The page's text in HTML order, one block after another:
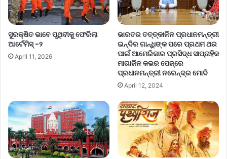
ସୁରକ୍ଷିତ ଭାବେ ପୃଥିବୀକୁ ଫେରିଲା
ଆର୍ଟେମିସ୍ -୨
April 11, 2026
ଭାରତର ତତ୍‌ତ୍କାଳିନ ପ୍ରଧାନମନ୍ତ୍ରୀ
ଇନ୍ଦିର ଗାନ୍ଧିଙ୍କ ପରେ ପ୍ରଥମ ଥର
ପାଇଁ ଆମେରିକାର ପ୍ରସିଦ୍ଧ ସାପ୍ତାହିକ
ମାଗାଜିନ କଭର ପେଜ୍‌ରେ
ପ୍ରଧାନମନ୍ତ୍ରୀ ନରେନ୍ଦ୍ର ମୋଦି
April 12, 2024